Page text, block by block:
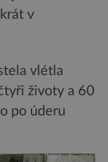
v
vlétla
životy a 60
po úderu